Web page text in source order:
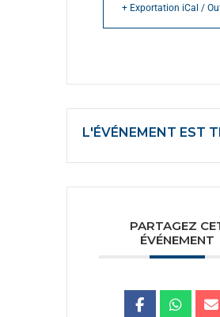
+ Exportation iCal /
L'ÉVÉNEMENT EST
PARTAGEZ
ÉVÉNEMENT